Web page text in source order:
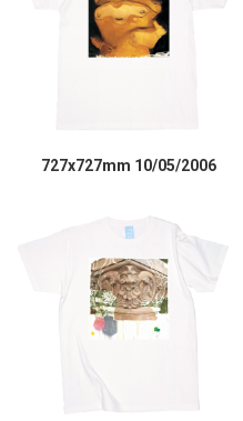
727x727mm 10/05/2006